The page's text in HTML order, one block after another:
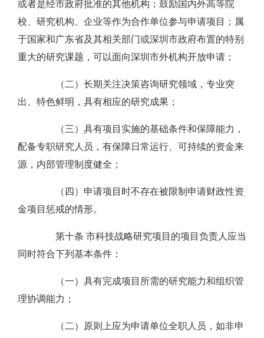
或者是经市政府批准的其他机构；鼓励国内外高等院
校、研究机构、企业等作为合作单位参与申请项目；属
于国家和广东省及其相关部门或深圳市政府布置的特别
重大的研究课题，可以面向深圳市外机构开放申请；
（二）长期关注决策咨询研究领域，专业突
出、特色鲜明，具有相应的研究成果；
（三）具有项目实施的基础条件和保障能力，
配备专职研究人员，有保障日常运行、可持续的资金来
源，内部管理制度健全；
（四）申请项目时不存在被限制申请财政性资
金项目惩戒的情形。
第十条 市科技战略研究项目的项目负责人应当
同时符合下列基本条件：
（一）具有完成项目所需的研究能力和组织管
理协调能力；
（二）原则上应为申请单位全职人员，如非申